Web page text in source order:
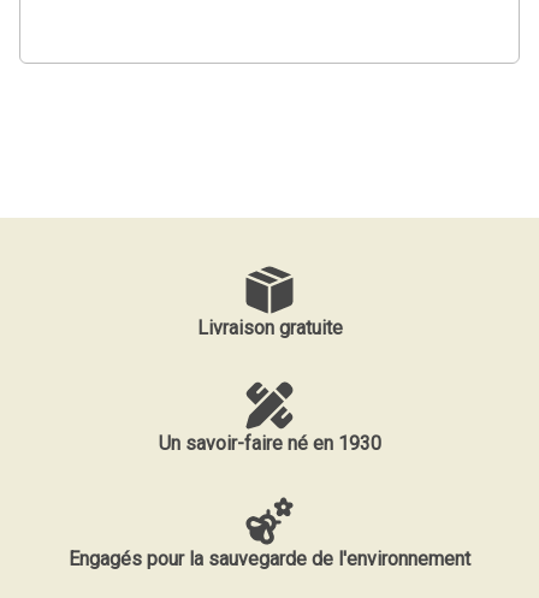
Livraison gratuite
Un savoir-faire né en 1930
Engagés pour la sauvegarde de l'environnement